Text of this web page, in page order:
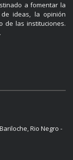
a fomentar la
ideas, la opinión
de las instituciones.
Rio Negro -